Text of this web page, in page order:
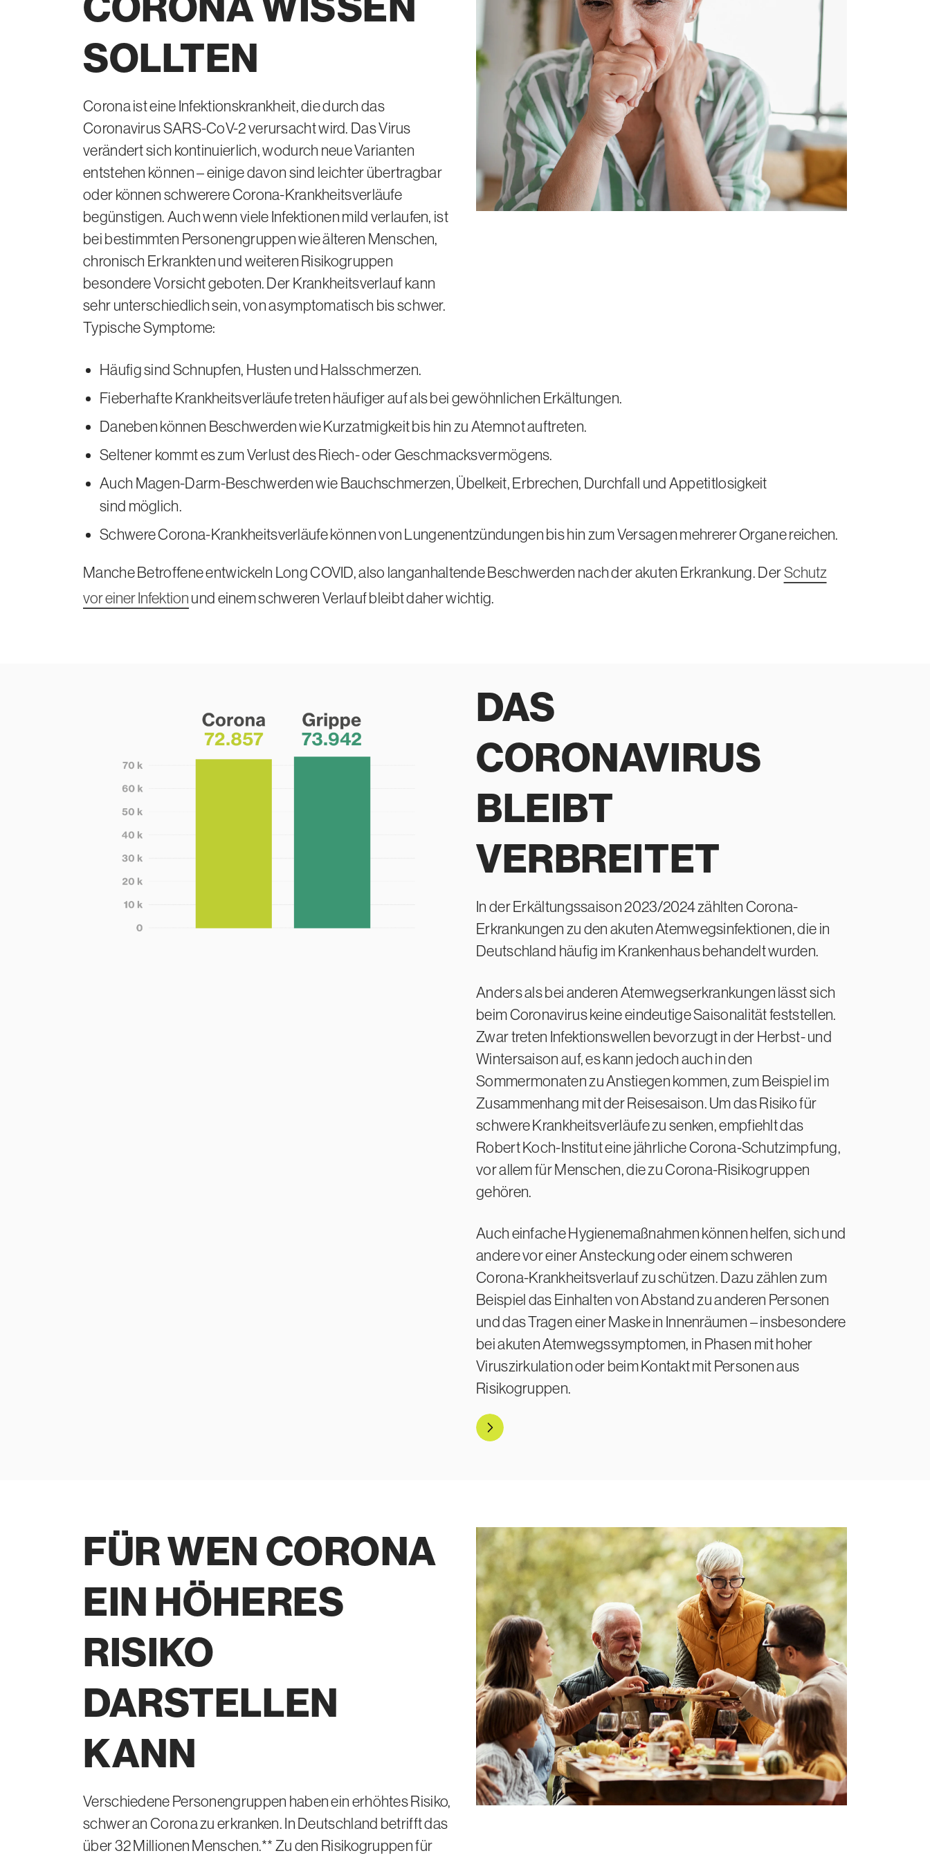
g
s
e
r
k
r
a
n
k
u
n
g
e
n
g
r
u
p
p
e
n
V
D
g
u
n
g
e
SOLLTEN
Corona ist eine Infektionskrankheit, die durch das
CoronavirusSARS-CoV-2verursacht wird. Das Virus
verändert sich kontinuierlich, wodurch neue Varianten
entstehen können – einige davon sind leichter übertragbar
oder können schwerere Corona-Krankheitsverläufe
begünstigen. Auch wenn viele Infektionen mild verlaufen, ist
bei bestimmten Personengruppen wie älteren Menschen,
chronisch Erkrankten und weiteren Risikogruppen
besondere Vorsicht geboten. Der Krankheitsverlauf kann
sehr unterschiedlich sein, von asymptomatisch bis schwer.
Typische Symptome:
Häufig sind Schnupfen, Husten und Halsschmerzen.
Fieberhafte Krankheitsverläufe treten häufiger auf als bei gewöhnlichen Erkältungen.
Daneben können Beschwerden wie Kurzatmigkeit bis hin zu Atemnot auftreten.
Seltener kommt es zum Verlust des Riech- oder Geschmacksvermögens.
Auch Magen-Darm-Beschwerden wie Bauchschmerzen, Übelkeit, Erbrechen, Durchfall und Appetitlosigkeit
sind möglich.
Schwere Corona-Krankheitsverläufe können von Lungenentzündungen bis hin zum Versagen mehrerer Organe reichen.
Manche Betroffene entwickeln Long COVID, also langanhaltende Beschwerden nach der akuten Erkrankung. DerSchutz
vor einer Infektion und einem schweren Verlauf bleibt daher wichtig.
DAS
CORONAVIRUS
BLEIBT
VERBREITET
In der Erkältungssaison 2023/2024 zählten Corona-
Erkrankungen zu den akuten Atemwegsinfektionen, die in
Deutschland häufig im Krankenhaus behandelt wurden.
Anders als bei anderen Atemwegserkrankungen lässt sich
beim Coronavirus keine eindeutige Saisonalität feststellen.
Zwar treten Infektionswellen bevorzugt in der Herbst- und
Wintersaison auf, es kann jedoch auch in den
Sommermonaten zu Anstiegen kommen, zum Beispiel im
Zusammenhang mit der Reisesaison. Um das Risiko für
schwere Krankheitsverläufe zu senken, empfiehlt das
Robert Koch-Institut eine jährliche Corona-Schutzimpfung,
vor allem für Menschen, die zu Corona-Risikogruppen
gehören.
Auch einfache Hygienemaßnahmen können helfen, sich und
andere vor einer Ansteckung oder einem schweren
Corona-Krankheitsverlauf zu schützen. Dazu zählen zum
Beispiel das Einhalten von Abstand zu anderen Personen
und das Tragen einer Maske in Innenräumen – insbesondere
bei akuten Atemwegssymptomen, in Phasen mit hoher
Viruszirkulation oder beim Kontakt mit Personen aus
Risikogruppen.
FÜR WEN CORONA
EIN HÖHERES
RISIKO
DARSTELLEN
KANN
Verschiedene Personengruppen haben ein erhöhtes Risiko,
schwer an Corona zu erkranken. In Deutschland betrifft das
über 32 Millionen Menschen.** Zu den Risikogruppen für